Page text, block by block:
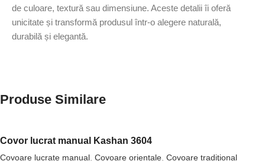
de culoare, textură sau dimensiune. Aceste detalii îi oferă
unicitate și transformă produsul într-o alegere naturală,
durabilă și elegantă.
Produse Similare
Covor lucrat manual Kashan 3604
Covoare lucrate manual, Covoare orientale, Covoare tradiţional